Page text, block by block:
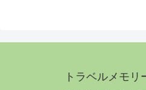
トラベルメモリ